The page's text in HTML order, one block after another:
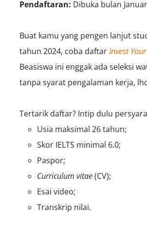
Pendaftaran: Dibuka bulan
Buat kamu yang pengen lanjut
tahun 2024, coba daftarInvest
Beasiswa ini enggak ada seleksi
tanpa syarat pengalaman kerja,
Tertarik daftar? Intip dulu
Usia maksimal 26 tahun;
Skor IELTS minimal 6.0;
Paspor;
Curriculum vitae(CV);
Esai video;
Transkrip nilai.